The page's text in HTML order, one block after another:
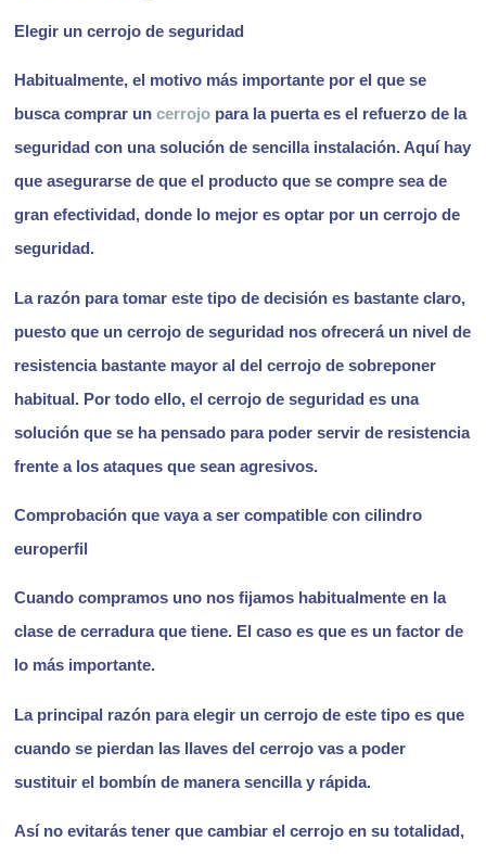
Elegir un cerrojo de seguridad
Habitualmente, el motivo más importante por el que se
busca comprar un cerrojo para la puerta es el refuerzo de la
seguridad con una solución de sencilla instalación. Aquí hay
que asegurarse de que el producto que se compre sea de
gran efectividad, donde lo mejor es optar por un cerrojo de
seguridad.
La razón para tomar este tipo de decisión es bastante claro,
puesto que un cerrojo de seguridad nos ofrecerá un nivel de
resistencia bastante mayor al del cerrojo de sobreponer
habitual. Por todo ello, el cerrojo de seguridad es una
solución que se ha pensado para poder servir de resistencia
frente a los ataques que sean agresivos.
Comprobación que vaya a ser compatible con cilindro
europerfil
Cuando compramos uno nos fijamos habitualmente en la
clase de cerradura que tiene. El caso es que es un factor de
lo más importante.
La principal razón para elegir un cerrojo de este tipo es que
cuando se pierdan las llaves del cerrojo vas a poder
sustituir el bombín de manera sencilla y rápida.
Así no evitarás tener que cambiar el cerrojo en su totalidad,